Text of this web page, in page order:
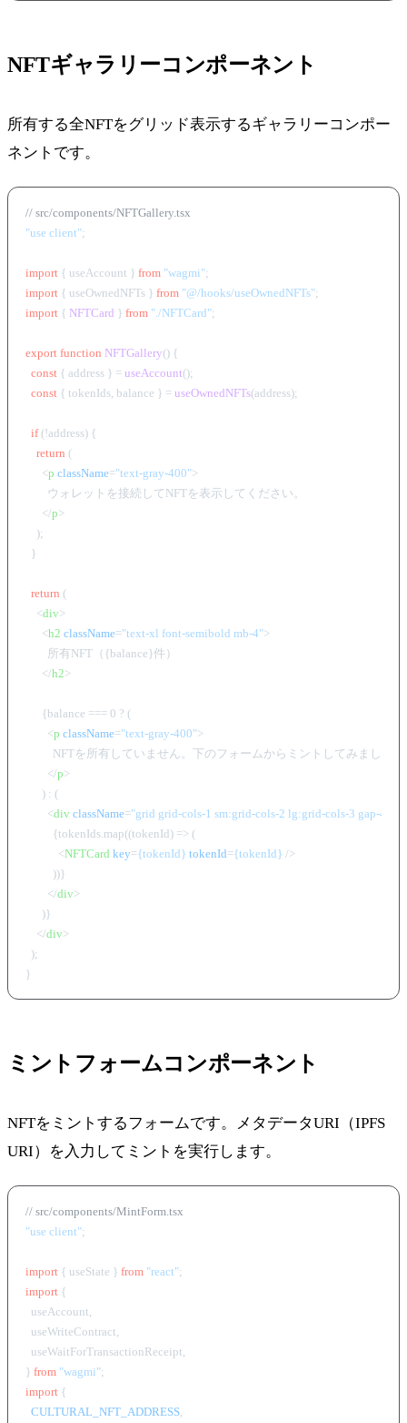
NFTギャラリーコンポーネント
所有する全NFTをグリッド表示するギャラリーコンポー
ネントです。
// src/components/NFTGallery.tsx
"use client";
import { useAccount } from "wagmi"
import { useOwnedNFTs } from "@/hooks/useOwnedNFTs"
import { NFTCard } from "./NFTCard";
export function NFTGallery() {
const { address } = useAccount();
const { tokenIds, balance } = useOwnedNFTs(address);
if (!address) {
return (
<p className="text-gray-400">
        ウォレットを接続してNFTを表示してください。
</p>
    );
  }
return (
<div>
<h2 className="text-xl font-semibold mb-4">
        所有NFT（{balance}件）
</h2>
      {balance === 0 ? (
<p className="text-gray-400">
NFTを所有していません。下のフォームからミントしてみましょ
</p>
      ) : (
<div className="grid grid-cols-1 sm:grid-cols-2 lg:grid-cols-3 gap-4"
          {tokenIds.map((tokenId) => (
<NFTCard key={tokenId} tokenId={tokenId} />
          ))}
</div>
      )}
</div>
  );
ミントフォームコンポーネント
NFTをミントするフォームです。メタデータURI（IPFS
URI）を入力してミントを実行します。
// src/components/MintForm.tsx
"use client";
import { useState } from "react"
import {
  useAccount,
  useWriteContract,
  useWaitForTransactionReceipt,
} from "wagmi"
import {
CULTURAL_NFT_ADDRESS,